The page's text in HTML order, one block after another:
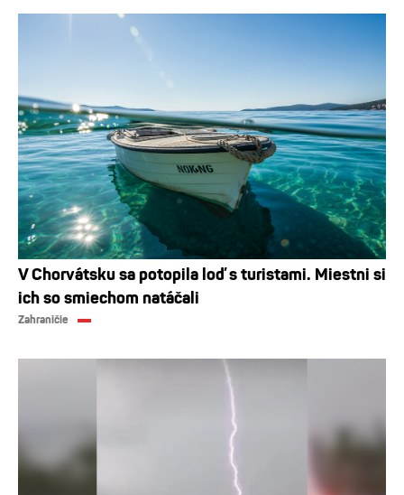
V Chorvátsku sa potopila loď s turistami. Miestni si
ich so smiechom natáčali
Zahraničie